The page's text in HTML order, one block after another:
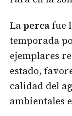
Lapercafue
temporada
ejemplares
estado,
calidad del
ambientales